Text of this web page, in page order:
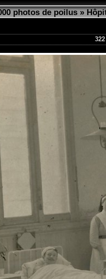
photos de poilus»
322